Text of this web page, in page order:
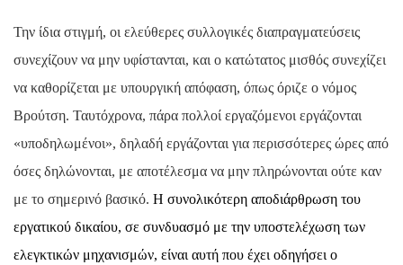
Την ίδια στιγμή, οι ελεύθερες συλλογικές διαπραγματεύσεις
συνεχίζουν να μην υφίστανται, και ο κατώτατος μισθός συνεχίζει
να καθορίζεται με υπουργική απόφαση, όπως όριζε ο νόμος
Βρούτση. Ταυτόχρονα, πάρα πολλοί εργαζόμενοι εργάζονται
«υποδηλωμένοι», δηλαδή εργάζονται για περισσότερες ώρες από
όσες δηλώνονται, με αποτέλεσμα να μην πληρώνονται ούτε καν
με το σημερινό βασικό. Η συνολικότερη αποδιάρθρωση του
εργατικού δικαίου, σε συνδυασμό με την υποστελέχωση των
ελεγκτικών μηχανισμών, είναι αυτή που έχει οδηγήσει ο